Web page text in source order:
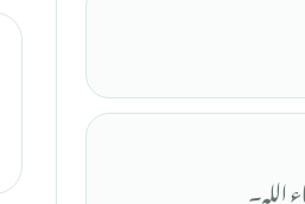
اللہ۔